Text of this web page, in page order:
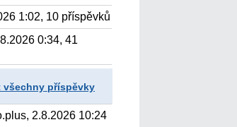
1:02, 10 příspěvků
0:34, 41
všechny příspěvky
2.8.2026 10:24